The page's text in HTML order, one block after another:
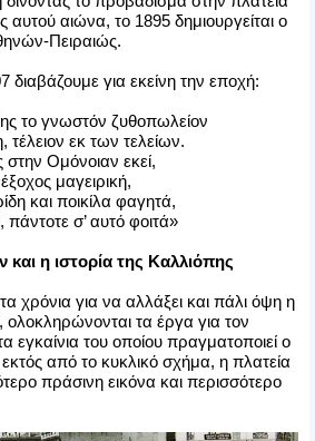
αυτού αιώνα, το 1895 δημιουργείται ο
Πειραιώς.
για εκείνη την εποχή:
το γνωστόν ζυθοπωλείον
τέλειον εκ των τελείων.
στην Ομόνοιαν εκεί,
μαγειρική,
και ποικίλα φαγητά,
σ’ αυτό φοιτά»
η ιστορία της Καλλιόπης
χρόνια για να αλλάξει και πάλι όψη η
τα έργα για τον
εγκαίνια του οποίου πραγματοποιεί ο
από το κυκλικό σχήμα, η πλατεία
πράσινη εικόνα και περισσότερο